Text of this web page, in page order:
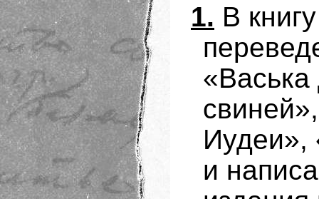
1. В
«Васька
Иудеи»,
и